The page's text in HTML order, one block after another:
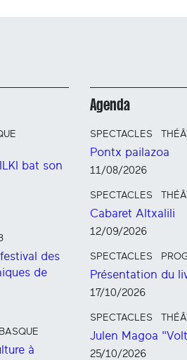
bat son
des
de
à
Agenda
SPECTACLES
Pontx pailazoa
11/08/2026
SPECTACLES
Cabaret Altxalili
12/09/2026
SPECTACLES
Présentation du
17/10/2026
SPECTACLES
Julen Magoa
25/10/2026